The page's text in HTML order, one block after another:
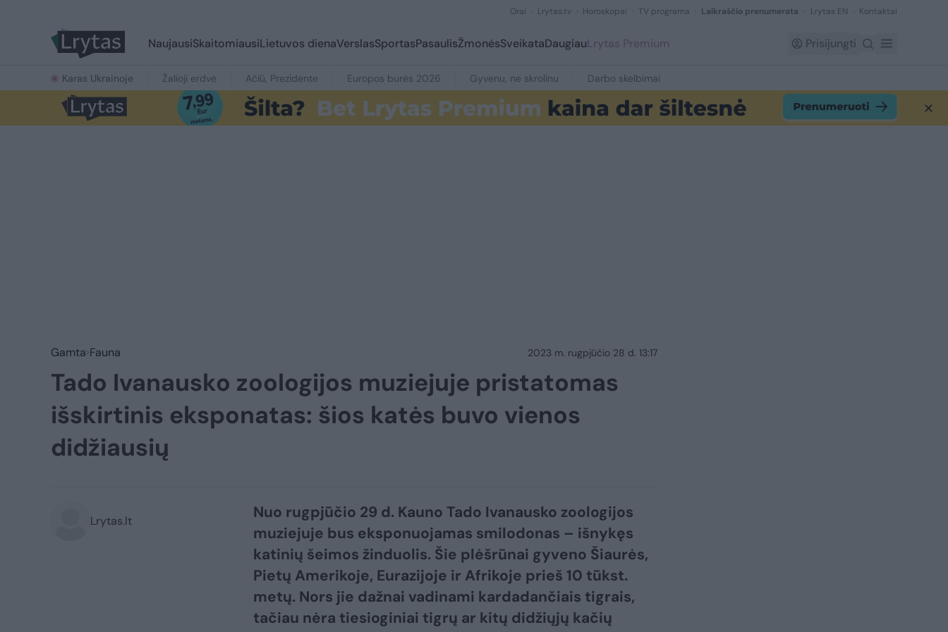
Orai Lrytas.tv Horoskopai TV programa Laikraščio prenumerata Lrytas EN Kontaktai
NaujausiSkaitomiausiLietuvos dienaVerslasSportasPasaulisŽmonėsSveikataDaugiauLrytas Premium Prisijungti
Karas Ukrainoje Žalioji erdvė Ačiū, Prezidente Europos burės 2026 Gyvenu, ne skrolinu Darbo skelbimai
Gamta Fauna 2023 m. rugpjūčio 28 d. 13:17
Tado Ivanausko zoologijos muziejuje pristatomas
išskirtinis eksponatas: šios katės buvo vienos
didžiausių
Lrytas.lt
Nuo rugpjūčio 29 d. Kauno Tado Ivanausko zoologijos
muziejuje bus eksponuojamas smilodonas – išnykęs
katinių šeimos žinduolis. Šie plėšrūnai gyveno Šiaurės,
Pietų Amerikoje, Eurazijoje ir Afrikoje prieš 10 tūkst.
metų. Nors jie dažnai vadinami kardadančiais tigrais,
tačiau nėra tiesioginiai tigrų ar kitų didžiųjų kačių